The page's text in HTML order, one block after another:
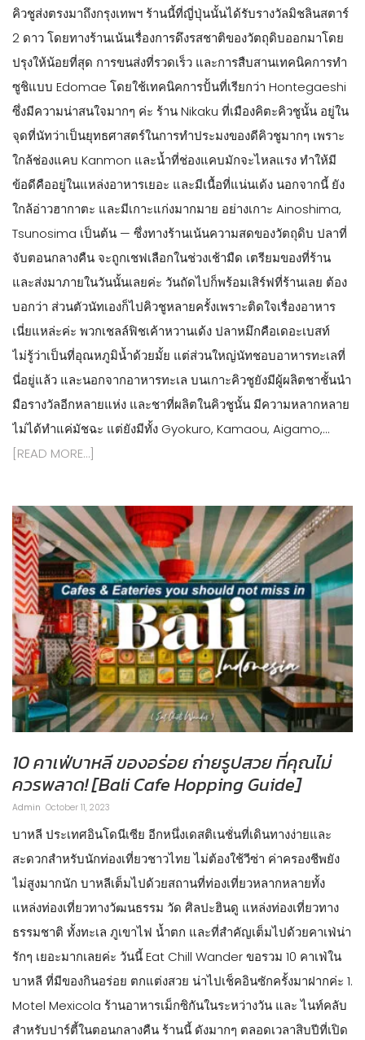
คิวชูส่งตรงมาถึงกรุงเทพฯ ร้านนี้ที่ญี่ปุ่นนั้นได้รับรางวัลมิชลินสตาร์
2 ดาว โดยทางร้านเน้นเรื่องการดึงรสชาติของวัตถุดิบออกมาโดย
ปรุงให้น้อยที่สุด การขนส่งที่รวดเร็ว และการสืบสานเทคนิคการทำ
ซูชิแบบ Edomae โดยใช้เทคนิคการปั้นที่เรียกว่า Hontegaeshi
ซึ่งมีความน่าสนใจมากๆ ค่ะ ร้าน Nikaku ที่เมืองคิตะคิวชูนั้น อยู่ใน
จุดที่นัทว่าเป็นยุทธศาสตร์ในการทำประมงของดีคิวชูมากๆ เพราะ
ใกล้ช่องแคบ Kanmon และน้ำที่ช่องแคบมักจะไหลแรง ทำให้มี
ข้อดีคืออยู่ในแหล่งอาหารเยอะ และมีเนื้อที่แน่นเด้ง นอกจากนี้ ยัง
ใกล้อ่าวฮากาตะ และมีเกาะแก่งมากมาย อย่างเกาะ Ainoshima,
Tsunosima เป็นต้น — ซึ่งทางร้านเน้นความสดของวัตถุดิบ ปลาที่
จับตอนกลางคืน จะถูกเชฟเลือกในช่วงเช้ามืด เตรียมของที่ร้าน
และส่งมาภายในวันนั้นเลยค่ะ วันถัดไปก็พร้อมเสิร์ฟที่ร้านเลย ต้อง
บอกว่า ส่วนตัวนัทเองก็ไปคิวชูหลายครั้งเพราะติดใจเรื่องอาหาร
เนี่ยแหล่ะค่ะ พวกเชลล์ฟิชเค้าหวานเด้ง ปลาหมึกคือเดอะเบสท์
ไม่รู้ว่าเป็นที่อุณหภูมิน้ำด้วยมั้ย แต่ส่วนใหญ่นัทชอบอาหารทะเลที่
นี่อยู่แล้ว และนอกจากอาหารทะเล บนเกาะคิวชูยังมีผู้ผลิตชาชั้นนำ
มือรางวัลอีกหลายแห่ง และชาที่ผลิตในคิวชูนั้น มีความหลากหลาย
ไม่ได้ทำแค่มัชฉะ แต่ยังมีทั้ง Gyokuro, Kamaou, Aigamo,…
[READ MORE…]
10 คาเฟ่บาหลี ของอร่อย ถ่ายรูปสวย ที่คุณไม่
ควรพลาด! [Bali Cafe Hopping Guide]
Admin October 11, 2023
บาหลี ประเทศอินโดนีเซีย อีกหนึ่งเดสติเนชั่นที่เดินทางง่ายและ
สะดวกสำหรับนักท่องเที่ยวชาวไทย ไม่ต้องใช้วีซ่า ค่าครองชีพยัง
ไม่สูงมากนัก บาหลีเต็มไปด้วยสถานที่ท่องเที่ยวหลากหลายทั้ง
แหล่งท่องเที่ยวทางวัฒนธรรม วัด ศิลปะฮินดู แหล่งท่องเที่ยวทาง
ธรรมชาติ ทั้งทะเล ภูเขาไฟ น้ำตก และที่สำคัญเต็มไปด้วยคาเฟ่น่า
รักๆ เยอะมากเลยค่ะ วันนี้ Eat Chill Wander ขอรวม 10 คาเฟ่ใน
บาหลี ที่มีของกินอร่อย ตกแต่งสวย น่าไปเช็คอินซักครั้งมาฝากค่ะ 1.
Motel Mexicola ร้านอาหารเม็กซิกันในระหว่างวัน และ ไนท์คลับ
สำหรับปาร์ตี้ในตอนกลางคืน ร้านนี้ ดังมากๆ ตลอดเวลาสิบปีที่เปิด